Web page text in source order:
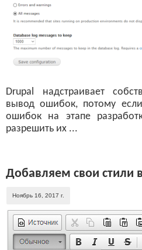
Drupal надстраивает
вывод ошибок, потому
ошибок на этапе
разрешить их ...
Добавляем свои стили
Ноябрь 16, 2017 г.